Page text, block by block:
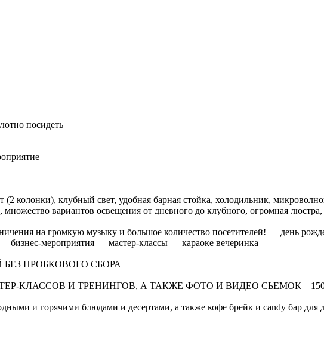
посидеть
колонки), клубный свет, удобная барная стойка, холодильник,
вариантов освещения от дневного до клубного, огромная
на громкую музыку и большое количество посетителей! — день
мероприятия — мастер-классы — караоке вечеринка
ПРОБКОВОГО СБОРА
И ТРЕНИНГОВ, А ТАКЖЕ ФОТО И ВИДЕО СЬЕМОК – 1500
и горячими блюдами и десертами, а также кофе брейк и candy бар